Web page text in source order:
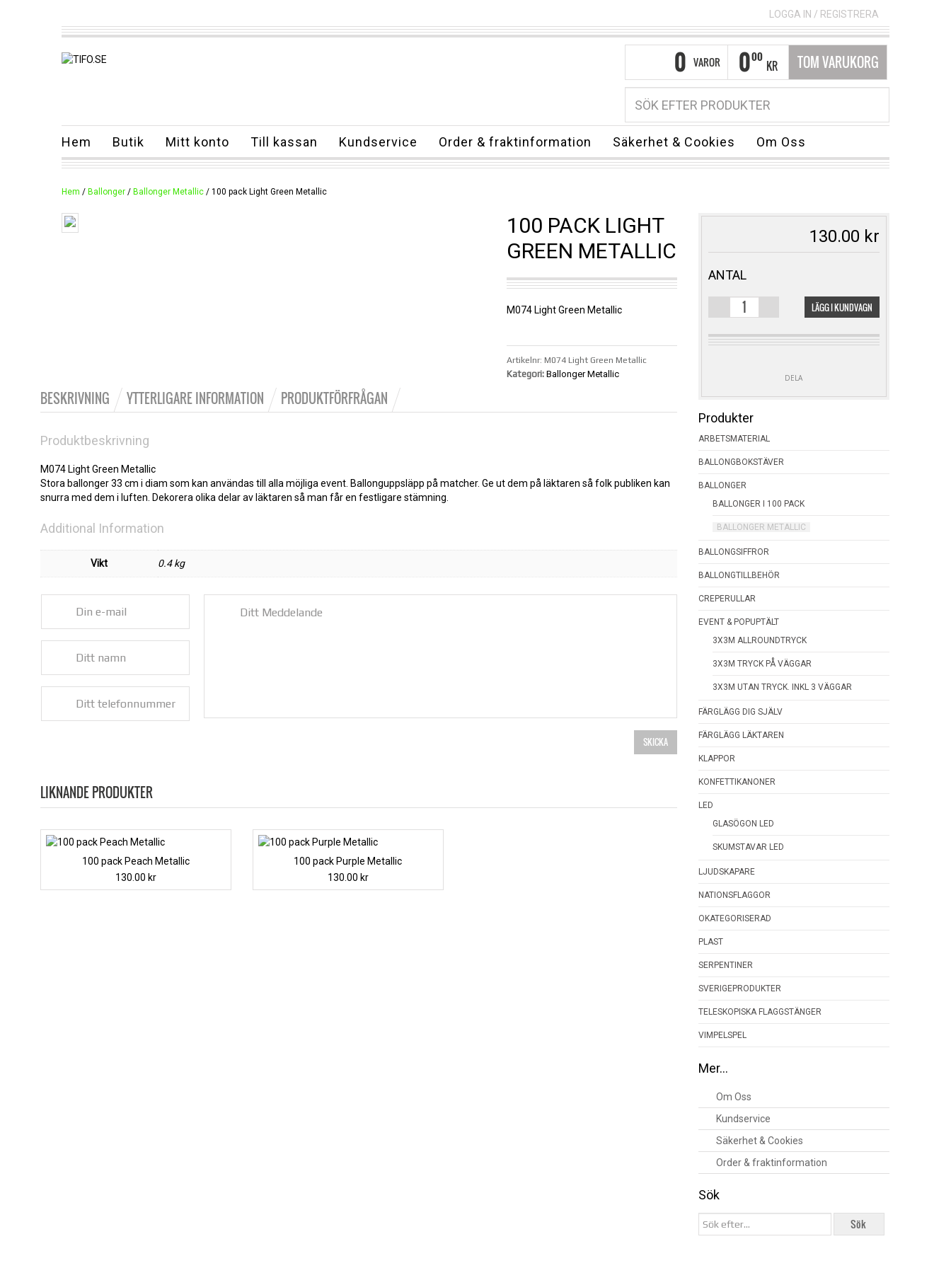
LOGGA IN / REGISTRERA
0 VAROR 000
KR TOM VARUKORG
Hem Butik Mitt konto Till kassan Kundservice Order & fraktinformation Säkerhet & Cookies Om Oss
Hem / Ballonger / Ballonger Metallic / 100 pack Light Green Metallic
100 PACK LIGHT
GREEN METALLIC
M074 Light Green Metallic
Artikelnr: M074 Light Green Metallic
Kategori: Ballonger Metallic
BESKRIVNING YTTERLIGARE INFORMATION PRODUKTFÖRFRÅGAN
Produktbeskrivning
M074 Light Green Metallic
Stora ballonger 33 cm i diam som kan användas till alla möjliga event. Ballonguppsläpp på matcher. Ge ut dem på läktaren så folk publiken kan
snurra med dem i luften. Dekorera olika delar av läktaren så man får en festligare stämning.
Additional Information
Vikt 0.4 kg
LIKNANDE PRODUKTER
100 pack Peach Metallic
130.00 kr
100 pack Purple Metallic
130.00 kr
130.00 kr
ANTAL
PACK
LIGHT
LÄGG I KUNDVAGN
DELA
Produkter
ARBETSMATERIAL
BALLONGBOKSTÄVER
BALLONGER
BALLONGER I 100 PACK
BALLONGER METALLIC
BALLONGSIFFROR
BALLONGTILLBEHÖR
CREPERULLAR
EVENT & POPUPTÄLT
3X3M ALLROUNDTRYCK
3X3M TRYCK PÅ VÄGGAR
3X3M UTAN TRYCK. INKL 3 VÄGGAR
FÄRGLÄGG DIG SJÄLV
FÄRGLÄGG LÄKTAREN
KLAPPOR
KONFETTIKANONER
LED
GLASÖGON LED
SKUMSTAVAR LED
LJUDSKAPARE
NATIONSFLAGGOR
OKATEGORISERAD
PLAST
SERPENTINER
SVERIGEPRODUKTER
TELESKOPISKA FLAGGSTÄNGER
VIMPELSPEL
Mer…
Om Oss
Kundservice
Säkerhet & Cookies
Order & fraktinformation
Sök